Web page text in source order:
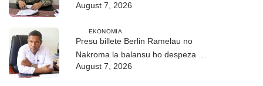
August 7, 2026
EKONOMIA
Presu billete Berlin Ramelau no
Nakroma la balansu ho despeza ba
ró
August 7, 2026